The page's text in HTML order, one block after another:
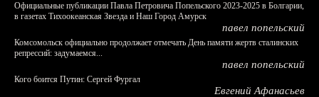
Официальные публикации Павла Петровича Попельского 2023-2025 в Болгарии,
в газетах Тихоокеанская Звезда и Наш Город Амурск
павел попельский
Комсомольск официально продолжает отмечать День памяти жертв сталинских
репрессий: задумаемся...
павел попельский
Кого боится Путин: Сергей Фургал
Евгений Афанасьев